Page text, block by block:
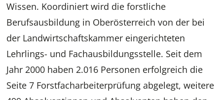
Wissen. Koordiniert wird die forstliche
Berufsausbildung in Oberösterreich von der bei
der Landwirtschaftskammer eingerichteten
Lehrlings- und Fachausbildungsstelle. Seit dem
Jahr 2000 haben 2.016 Personen erfolgreich die
Seite 7 Forstfacharbeiterprüfung abgelegt, weitere